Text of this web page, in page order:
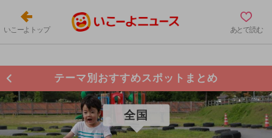
いこーよトップ あとで読む
テーマ別おすすめスポットまとめ
全国